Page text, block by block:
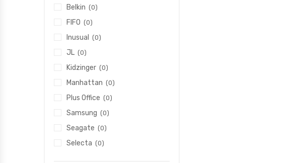
Belkin (0)
FIFO (0)
Inusual (0)
JL (0)
Kidzinger (0)
Manhattan (0)
Plus Office (0)
Samsung (0)
Seagate (0)
Selecta (0)